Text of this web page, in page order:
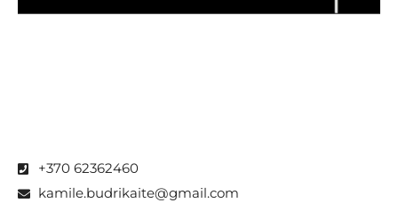
+370 62362460
kamile.budrikaite@gmail.com